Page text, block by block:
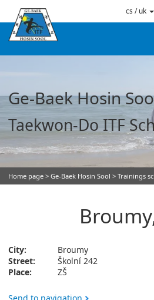
cs / uk
Ge-Baek Hosin
Taekwon-Do ITF
Home page > Ge-Baek Hosin Sool > Trainings
City:
Broumy
Street:
Školní 242
Place:
ZŠ